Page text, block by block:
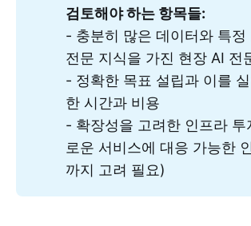
검토해야 하는 항목들:
- 충분히 많은 데이터와 특정
전문 지식을 가진 현장 AI 전
- 정확한 목표 설립과 이를
한 시간과 비용
- 확장성을 고려한 인프라 투
로운 서비스에 대응 가능한
까지 고려 필요)